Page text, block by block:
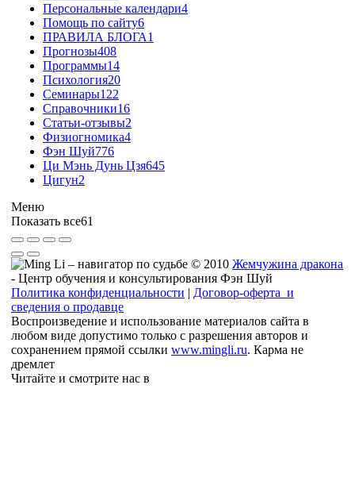
Персональные календари4
Помощь по сайту6
ПРАВИЛА БЛОГА1
Прогнозы408
Программы14
Психология20
Семинары122
Справочники16
Статьи-отзывы2
Физиогномика4
Фэн Шуй776
Ци Мэнь Дунь Цзя645
Цигун2
Меню
Показать все61
© 2010 Жемчужина дракона
- Центр обучения и консультирования Фэн Шуй
Политика конфиденциальности | Договор-оферта и
сведения о продавце
Воспроизведение и использование материалов сайта в
любом виде допустимо только с разрешения авторов и
сохранением прямой ссылки www.mingli.ru. Карма не
дремлет
Читайте и смотрите нас в